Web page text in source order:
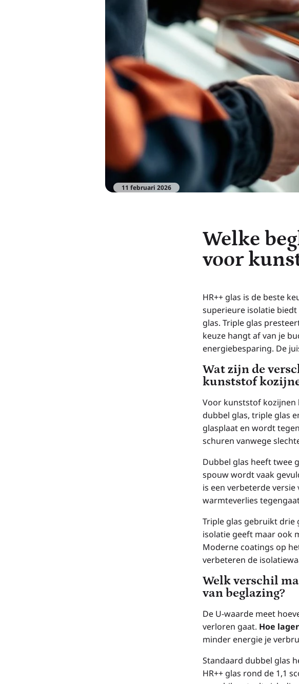
11 februari 2026
Welke
voor
HR++ glas is de beste
superieure isolatie
glas. Triple glas
keuze hangt af van je
energiebesparing. De
Wat zijn de
kunststof
Voor kunststof kozijnen
dubbel glas, triple glas
glasplaat en wordt
schuren vanwege
Dubbel glas heeft twee
spouw wordt vaak
is een verbeterde
warmteverlies
Triple glas gebruikt drie
isolatie geeft maar ook
Moderne coatings op
verbeteren de
Welk verschil
van beglazing?
De U-waarde meet
verloren gaat. Hoe
minder energie je
Standaard dubbel glas
HR++ glas rond de 1,1